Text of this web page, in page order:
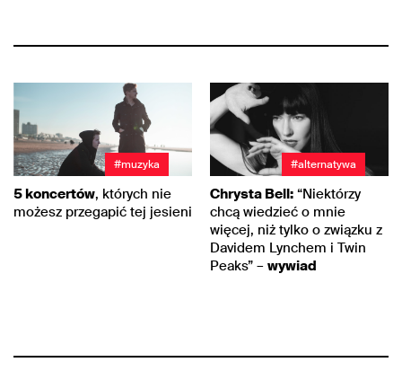
#muzyka
5 koncertów, których nie
możesz przegapić tej jesieni
#alternatywa
Chrysta Bell: “Niektórzy
chcą wiedzieć o mnie
więcej, niż tylko o związku z
Davidem Lynchem i Twin
Peaks” – wywiad